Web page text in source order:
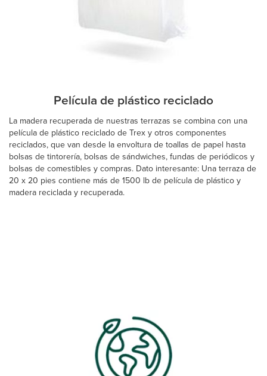
Película de plástico reciclado
La madera recuperada de nuestras terrazas se combina con una
película de plástico reciclado de Trex y otros componentes
reciclados, que van desde la envoltura de toallas de papel hasta
bolsas de tintorería, bolsas de sándwiches, fundas de periódicos y
bolsas de comestibles y compras. Dato interesante: Una terraza de
20 x 20 pies contiene más de 1500 lb de película de plástico y
madera reciclada y recuperada.